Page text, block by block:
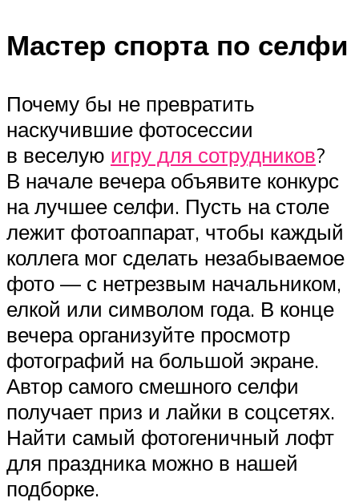
Мастер спорта по селфи
Почему бы не превратить
наскучившие фотосессии
в веселую игру для сотрудников?
В начале вечера объявите конкурс
на лучшее селфи. Пусть на столе
лежит фотоаппарат, чтобы каждый
коллега мог сделать незабываемое
фото — с нетрезвым начальником,
елкой или символом года. В конце
вечера организуйте просмотр
фотографий на большой экране.
Автор самого смешного селфи
получает приз и лайки в соцсетях.
Найти самый фотогеничный лофт
для праздника можно в нашей
подборке.